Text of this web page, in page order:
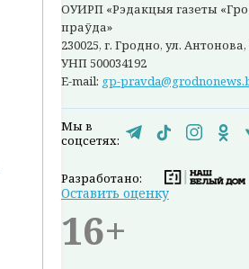
ОУИРП «Рэдакцыя газеты
праўда»
230025, г. Гродно, ул. Антонова,
УНП 500034192
E-mail: gp-
Мы в
соцсетях:
Разработано:
Оставить оценку
16+